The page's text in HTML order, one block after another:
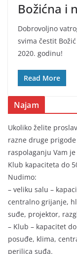
Božićna i
Dobrovoljno
svima čestit
2020. godinu!
Read More
Najam
Ukoliko želite
razne druge
raspolaganju Vam
Klub kapaciteta do
Nudimo:
– veliku salu –
centralno grijanje,
suđe, projektor,
– Klub – kapacitet
posuđe, klima,
perilica suđa.